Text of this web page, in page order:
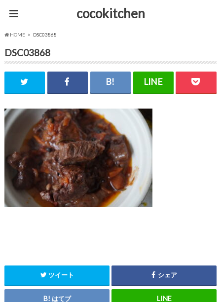
cocokitchen
HOME DSC03868
DSC03868
ツイート シェア
はてブ